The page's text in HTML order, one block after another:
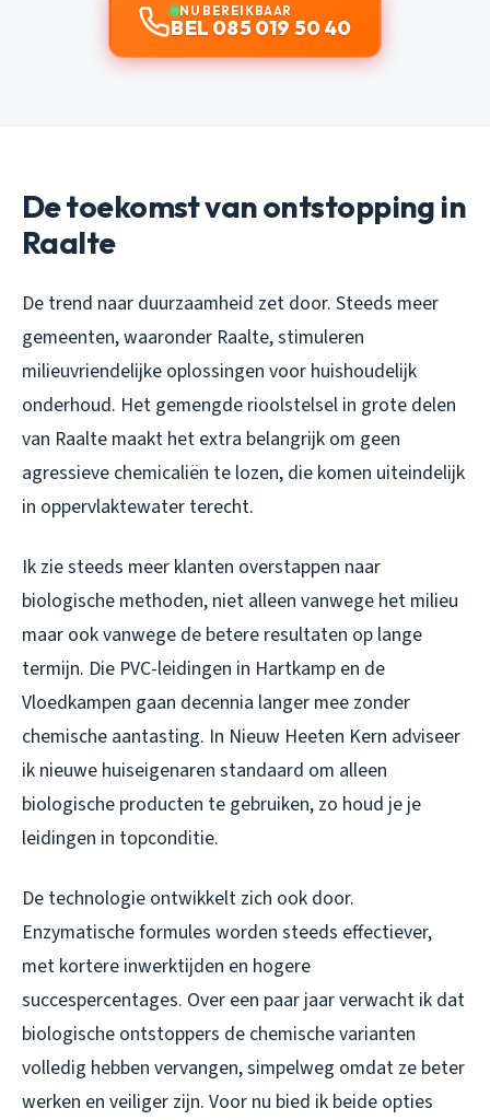
NU BEREIKBAAR
BEL 085 019 50 40
De toekomst van ontstopping in
Raalte
De trend naar duurzaamheid zet door. Steeds meer
gemeenten, waaronder Raalte, stimuleren
milieuvriendelijke oplossingen voor huishoudelijk
onderhoud. Het gemengde rioolstelsel in grote delen
van Raalte maakt het extra belangrijk om geen
agressieve chemicaliën te lozen, die komen uiteindelijk
in oppervlaktewater terecht.
Ik zie steeds meer klanten overstappen naar
biologische methoden, niet alleen vanwege het milieu
maar ook vanwege de betere resultaten op lange
termijn. Die PVC-leidingen in Hartkamp en de
Vloedkampen gaan decennia langer mee zonder
chemische aantasting. In Nieuw Heeten Kern adviseer
ik nieuwe huiseigenaren standaard om alleen
biologische producten te gebruiken, zo houd je je
leidingen in topconditie.
De technologie ontwikkelt zich ook door.
Enzymatische formules worden steeds effectiever,
met kortere inwerktijden en hogere
succespercentages. Over een paar jaar verwacht ik dat
biologische ontstoppers de chemische varianten
volledig hebben vervangen, simpelweg omdat ze beter
werken en veiliger zijn. Voor nu bied ik beide opties